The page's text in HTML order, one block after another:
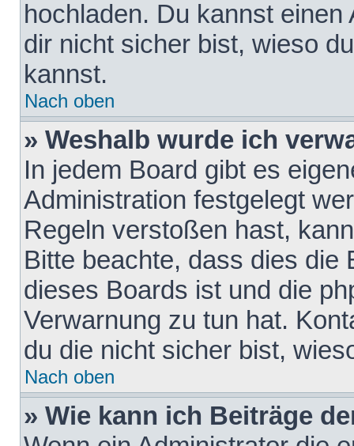
hochladen. Du kannst
dir nicht sicher bist, wieso
kannst.
Nach oben
» Weshalb wurde ich
In jedem Board gibt es
Administration festgelegt
Regeln verstoßen hast,
Bitte beachte, dass dies die
dieses Boards ist und die
Verwarnung zu tun hat.
du die nicht sicher bist,
Nach oben
» Wie kann ich Beiträge